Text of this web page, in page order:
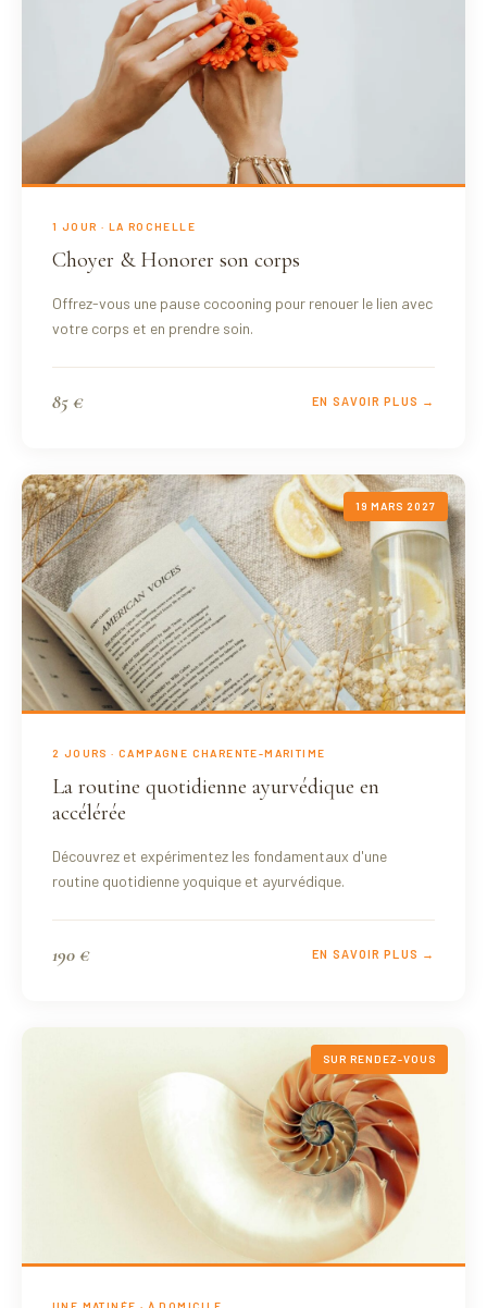
1 JOUR · LA ROCHELLE
Choyer & Honorer son corps
Offrez-vous une pause cocooning pour renouer le lien avec
votre corps et en prendre soin.
85 € EN SAVOIR PLUS →
19 MARS 2027
2 JOURS · CAMPAGNE CHARENTE-MARITIME
La routine quotidienne ayurvédique en
accélérée
Découvrez et expérimentez les fondamentaux d'une
routine quotidienne yoquique et ayurvédique.
190 € EN SAVOIR PLUS →
SUR RENDEZ-VOUS
UNE MATINÉE · À DOMICILE